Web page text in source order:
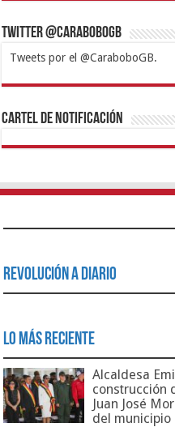
Twitter @CaraboboGB
Tweets por el @CaraboboGB.
1xbetBetturkeyBetistKralbet
https://mvbcasino.com/
Cartel de Notificación
Revolución a Diario
Lo Más Reciente
Alcaldesa
construcción
Juan José
del municipio